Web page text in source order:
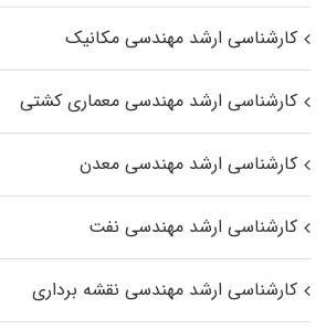
کارشناسی ارشد مهندسی مکانیک
کارشناسی ارشد مهندسی معماری کشتی
کارشناسی ارشد مهندسی معدن
کارشناسی ارشد مهندسی نفت
کارشناسی ارشد مهندسی نقشه برداری